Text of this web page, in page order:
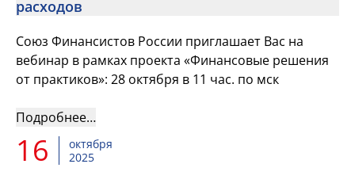
расходов
Союз Финансистов России приглашает Вас на
вебинар в рамках проекта «Финансовые решения
от практиков»: 28 октября в 11 час. по мск
Подробнее…
16
октября
2025